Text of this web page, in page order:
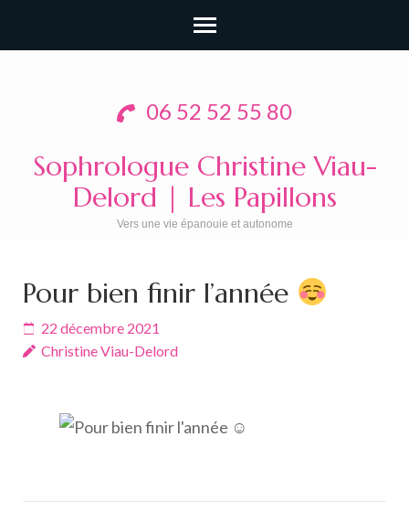
Entrée)
06 52 52 55 80
Sophrologue Christine Viau-
Delord | Les Papillons
Vers une vie épanouie et autonome
Pour bien finir l’année
22 décembre 2021
Christine Viau-Delord